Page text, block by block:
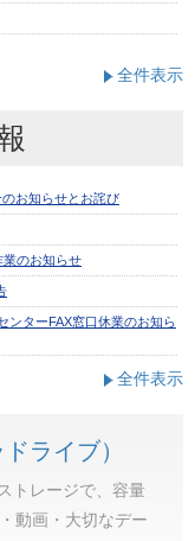
全件表示
全件表示
ライブ）
トレージで、容量
動画・大切なデー